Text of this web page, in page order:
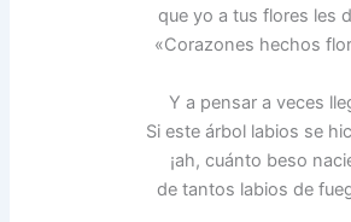
que yo a tus flores les
«Corazones hechos
Y a pensar a veces
Si este árbol labios se
¡ah, cuánto beso
de tantos labios de